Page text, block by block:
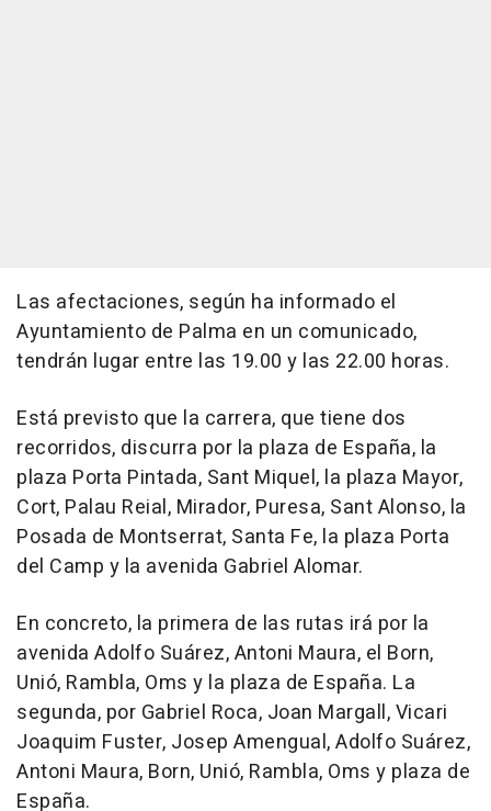
Las afectaciones, según ha informado el
Ayuntamiento de Palma en un comunicado,
tendrán lugar entre las 19.00 y las 22.00 horas.
Está previsto que la carrera, que tiene dos
recorridos, discurra por la plaza de España, la
plaza Porta Pintada, Sant Miquel, la plaza Mayor,
Cort, Palau Reial, Mirador, Puresa, Sant Alonso, la
Posada de Montserrat, Santa Fe, la plaza Porta
del Camp y la avenida Gabriel Alomar.
En concreto, la primera de las rutas irá por la
avenida Adolfo Suárez, Antoni Maura, el Born,
Unió, Rambla, Oms y la plaza de España. La
segunda, por Gabriel Roca, Joan Margall, Vicari
Joaquim Fuster, Josep Amengual, Adolfo Suárez,
Antoni Maura, Born, Unió, Rambla, Oms y plaza de
España.